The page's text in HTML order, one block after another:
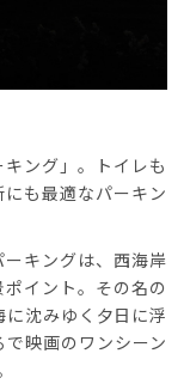
ング」。トイレも
も最適なパーキン
キングは、西海岸
イント。その名の
沈みゆく夕日に浮
映画のワンシーン